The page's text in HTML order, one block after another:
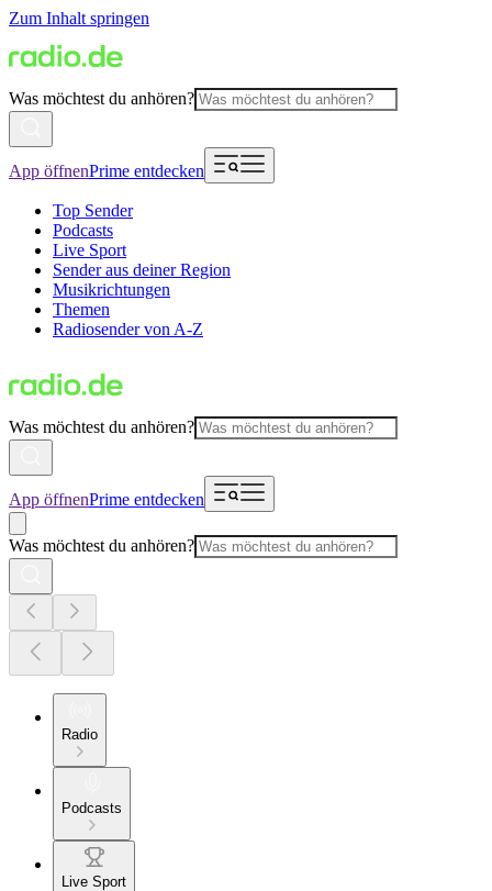
Zum Inhalt springen
Was möchtest du anhören?
App öffnenPrime entdecken
Top Sender
Podcasts
Live Sport
Sender aus deiner Region
Musikrichtungen
Themen
Radiosender von A-Z
Was möchtest du anhören?
App öffnenPrime entdecken
Was möchtest du anhören?
Radio
Podcasts
Live Sport